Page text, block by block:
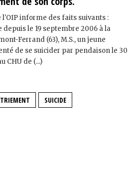
informe des faits suivants :
le 19 septembre 2006 à la
Ferrand (63), M.S., un jeune
de se suicider par pendaison le 30
CHU de (...)
SUICIDE